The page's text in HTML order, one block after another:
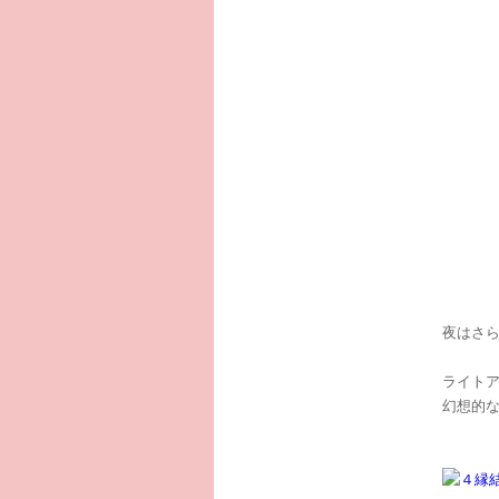
夜はさ
ライト
幻想的